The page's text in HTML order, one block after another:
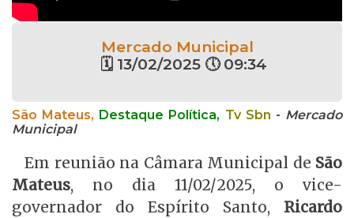
Mercado Municipal
🗓 13/02/2025 🕔 09:34
São Mateus, Destaque Política, Tv Sbn - Mercado
Municipal
Em reunião na Câmara Municipal de São
Mateus, no dia 11/02/2025, o vice-
governador do Espírito Santo, Ricardo